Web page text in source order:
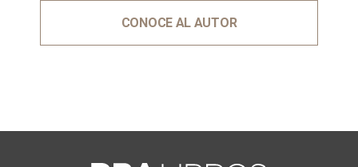
CONOCE AL AUTOR